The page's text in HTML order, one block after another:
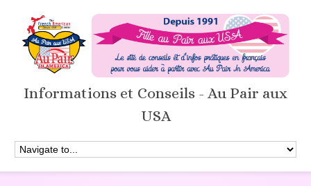
Informations et Conseils - Au Pair aux
USA